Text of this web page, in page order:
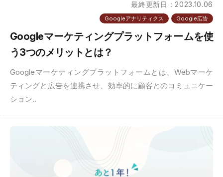
最終更新日：2023.10.06
Googleアナリティクス Google広告
Googleマーケティングプラットフォームを使
う3つのメリットとは？
Googleマーケティングプラットフォームとは、Webマーケ
ティングと広告を連携させ、効率的に顧客とのコミュニケー
ション..